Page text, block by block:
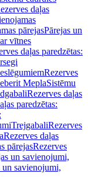
daļas
pārejasPārejas un
vītnes
daļas paredzētas:
Rezerves
MeplaSistēmu
Rezerves daļas
paredzētas:
TrejgabaliRezerves
Rezerves daļas
pārejasRezerves
un savienojumi,
un savienojumi,